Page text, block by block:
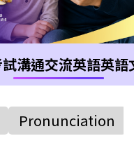
溝通交流英語英語
Pronunciation